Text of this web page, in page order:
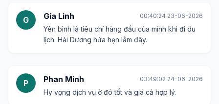
G Gia Linh 00:40:24 23-06-2026
Yên bình là tiêu chí hàng đầu của mình khi đi du
lịch. Hải Dương hứa hẹn lắm đây.
P Phan Minh 03:49:02 24-06-2026
Hy vọng dịch vụ ở đó tốt và giá cả hợp lý.